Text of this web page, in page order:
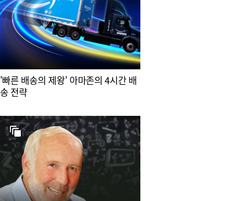
'빠른 배송의 제왕' 아마존의 4시간 배
송 전략